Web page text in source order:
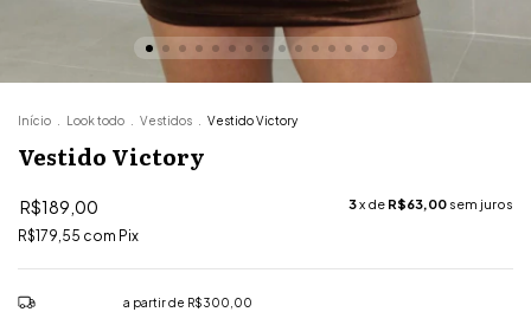
Início . Look todo . Vestidos . Vestido Victory
Vestido Victory
R$189,00 3x de R$63,00 sem juros
R$179,55 com Pix
a partir de R$300,00